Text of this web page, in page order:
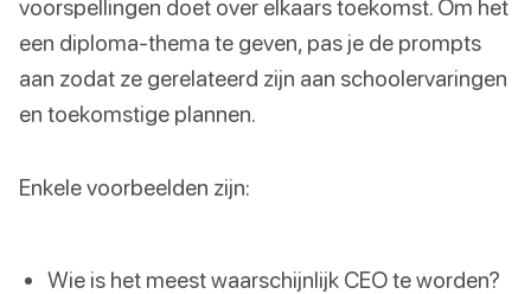
voorspellingen doet over elkaars toekomst. Om het
een diploma-thema te geven, pas je de prompts
aan zodat ze gerelateerd zijn aan schoolervaringen
en toekomstige plannen.
Enkele voorbeelden zijn:
Wie is het meest waarschijnlijk CEO te worden?